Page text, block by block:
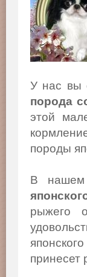
У нас вы
порода
этой
породы
В нашем
рыжего
принесет